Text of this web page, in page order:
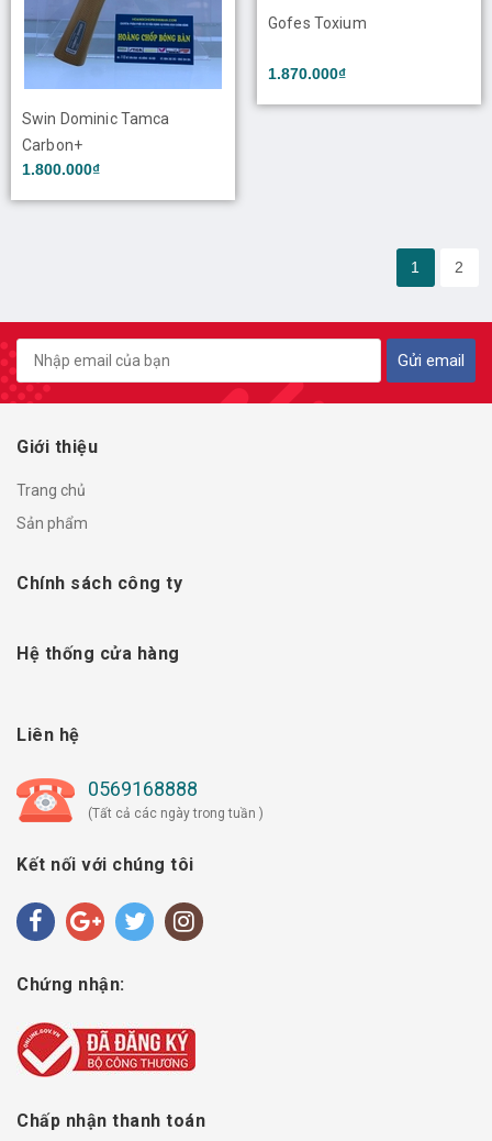
Swin Dominic Tamca
Carbon+
1.800.000₫
Gofes Toxium
1.870.000₫
1 2
Gửi email
Giới thiệu
Trang chủ
Sản phẩm
Chính sách công ty
Hệ thống cửa hàng
Liên hệ
0569168888
(Tất cả các ngày trong tuần )
Kết nối với chúng tôi
Chứng nhận:
Chấp nhận thanh toán